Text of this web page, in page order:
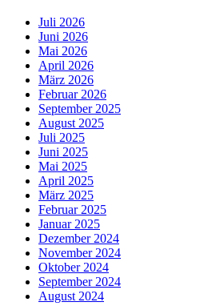
Juli 2026
Juni 2026
Mai 2026
April 2026
März 2026
Februar 2026
September 2025
August 2025
Juli 2025
Juni 2025
Mai 2025
April 2025
März 2025
Februar 2025
Januar 2025
Dezember 2024
November 2024
Oktober 2024
September 2024
August 2024